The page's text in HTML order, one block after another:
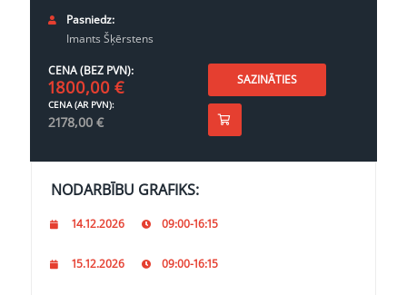
Pasniedz:
Imants Šķērstens
CENA (BEZ PVN):
1800,00 €
CENA (AR PVN):
2178,00 €
SAZINĀTIES
NODARBĪBU GRAFIKS:
14.12.2026 09:00-16:15
15.12.2026 09:00-16:15